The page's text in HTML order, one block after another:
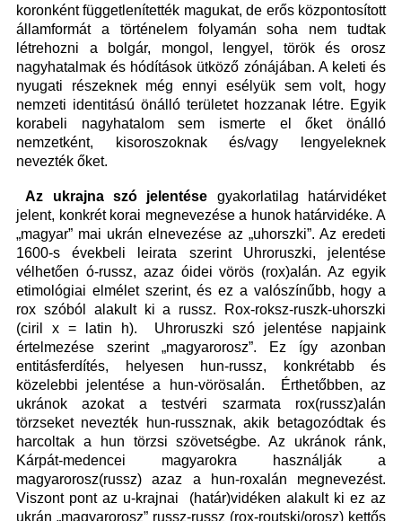
koronként függetlenítették magukat, de erős központosított
államformát a történelem folyamán soha nem tudtak
létrehozni a bolgár, mongol, lengyel, török és orosz
nagyhatalmak és hódítások ütköző zónájában. A keleti és
nyugati részeknek még ennyi esélyük sem volt, hogy
nemzeti identitású önálló területet hozzanak létre. Egyik
korabeli nagyhatalom sem ismerte el őket önálló
nemzetként, kisoroszoknak és/vagy lengyeleknek
nevezték őket.
Az ukrajna szó jelentése gyakorlatilag határvidéket
jelent, konkrét korai megnevezése a hunok határvidéke. A
„magyar” mai ukrán elnevezése az „uhorszki”. Az eredeti
1600-s évekbeli leirata szerint Uhroruszki, jelentése
vélhetően ó-russz, azaz óidei vörös (rox)alán. Az egyik
etimológiai elmélet szerint, és ez a valószínűbb, hogy a
rox szóból alakult ki a russz. Rox-roksz-ruszk-uhorszki
(ciril x = latin h). Uhroruszki szó jelentése napjaink
értelmezése szerint „magyarorosz”. Ez így azonban
entitásferdítés, helyesen hun-russz, konkrétabb és
közelebbi jelentése a hun-vörösalán. Érthetőbben, az
ukránok azokat a testvéri szarmata rox(russz)alán
törzseket nevezték hun-russznak, akik betagozódtak és
harcoltak a hun törzsi szövetségbe. Az ukránok ránk,
Kárpát-medencei magyarokra használják a
magyarorosz(russz) azaz a hun-roxalán megnevezést.
Viszont pont az u-krajnai (határ)vidéken alakult ki ez az
ukrán „magyarorosz” russz-russz (rox-routski/orosz) kettős